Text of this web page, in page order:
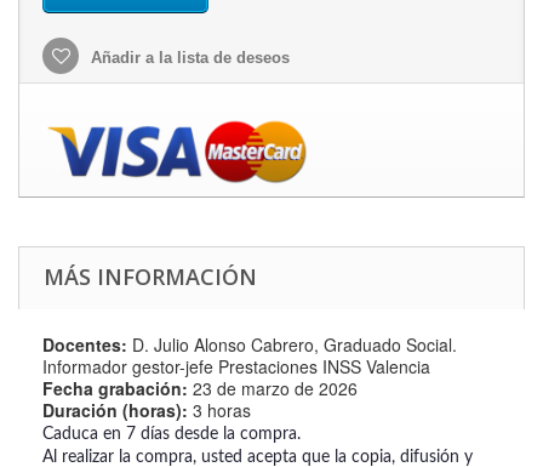
Añadir a la lista de deseos
MÁS INFORMACIÓN
Docentes: D. Julio Alonso Cabrero, Graduado Social.
Informador gestor-jefe Prestaciones INSS Valencia
Fecha grabación: 23 de marzo de 2026
Duración (horas): 3 horas
Caduca en 7 días desde la compra.
Al realizar la compra, usted acepta que la copia, difusión y